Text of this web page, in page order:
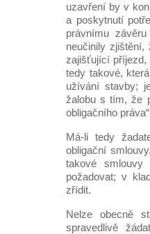
uzavření by v
a poskytnutí
právnímu
neučinily
zajišťující
tedy takové,
užívání stavby;
žalobu s tím, že
obligačního
Má-li tedy
obligační
takové
požadovat; v
zřídit.
Nelze obecně
spravedlivě